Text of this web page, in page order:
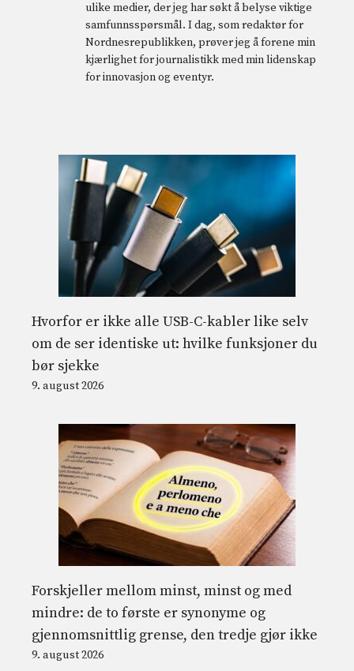
ulike medier, der jeg har søkt å belyse viktige
samfunnsspørsmål. I dag, som redaktør for
Nordnesrepublikken, prøver jeg å forene min
kjærlighet for journalistikk med min lidenskap
for innovasjon og eventyr.
Hvorfor er ikke alle USB-C-kabler like selv
om de ser identiske ut: hvilke funksjoner du
bør sjekke
9. august 2026
Forskjeller mellom minst, minst og med
mindre: de to første er synonyme og
gjennomsnittlig grense, den tredje gjør ikke
9. august 2026